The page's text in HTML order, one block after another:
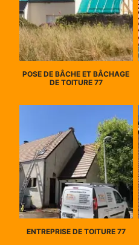
POSE DE BÂCHE ET BÂCHAGE
DE TOITURE 77
ENTREPRISE DE TOITURE 77